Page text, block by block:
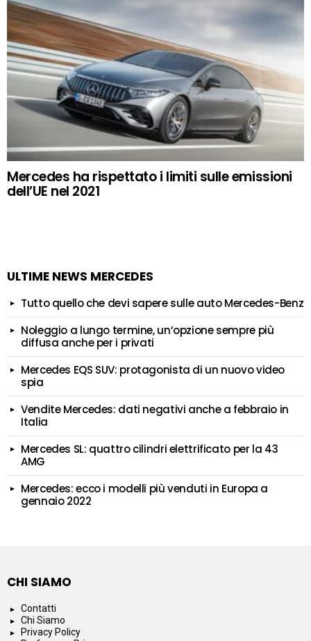
Mercedes ha rispettato i limiti sulle emissioni
dell’UE nel 2021
ULTIME NEWS MERCEDES
Tutto quello che devi sapere sulle auto Mercedes-Benz
Noleggio a lungo termine, un’opzione sempre più
diffusa anche per i privati
Mercedes EQS SUV: protagonista di un nuovo video
spia
Vendite Mercedes: dati negativi anche a febbraio in
Italia
Mercedes SL: quattro cilindri elettrificato per la 43
AMG
Mercedes: ecco i modelli più venduti in Europa a
gennaio 2022
CHI SIAMO
Contatti
Chi Siamo
Privacy Policy